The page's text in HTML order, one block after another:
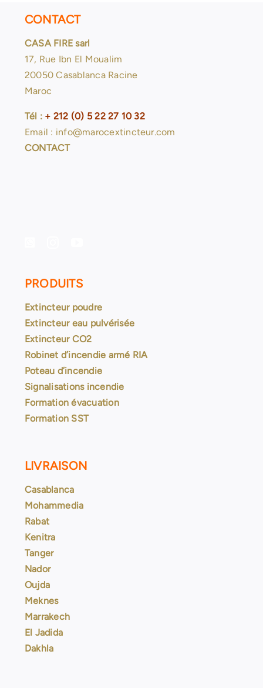
CONTACT
CASA FIRE sarl
17, Rue Ibn El Moualim
20050 Casablanca Racine
Maroc
Tél : + 212 (0) 5 22 27 10 32
Email : info@marocextincteur.com
CONTACT
PRODUITS
Extincteur poudre
Extincteur eau pulvérisée
Extincteur CO2
Robinet d’incendie armé RIA
Poteau d’incendie
Signalisations incendie
Formation évacuation
Formation SST
LIVRAISON
Casablanca
Mohammedia
Rabat
Kenitra
Tanger
Nador
Oujda
Meknes
Marrakech
El Jadida
Dakhla